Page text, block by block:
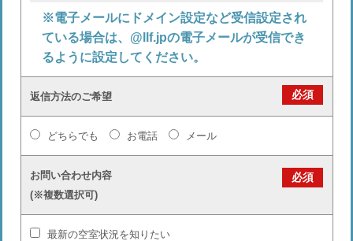
※電子メールにドメイン設定など受信設定され
ている場合は、@llf.jpの電子メールが受信でき
るように設定してください。
返信方法のご希望 必須
どちらでも お電話 メール
お問い合わせ内容
(※複数選択可)
必須
最新の空室状況を知りたい